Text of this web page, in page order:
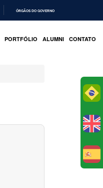
ÓRGÃOS DO GOVERNO
PORTFÓLIO ALUMNI CONTATO